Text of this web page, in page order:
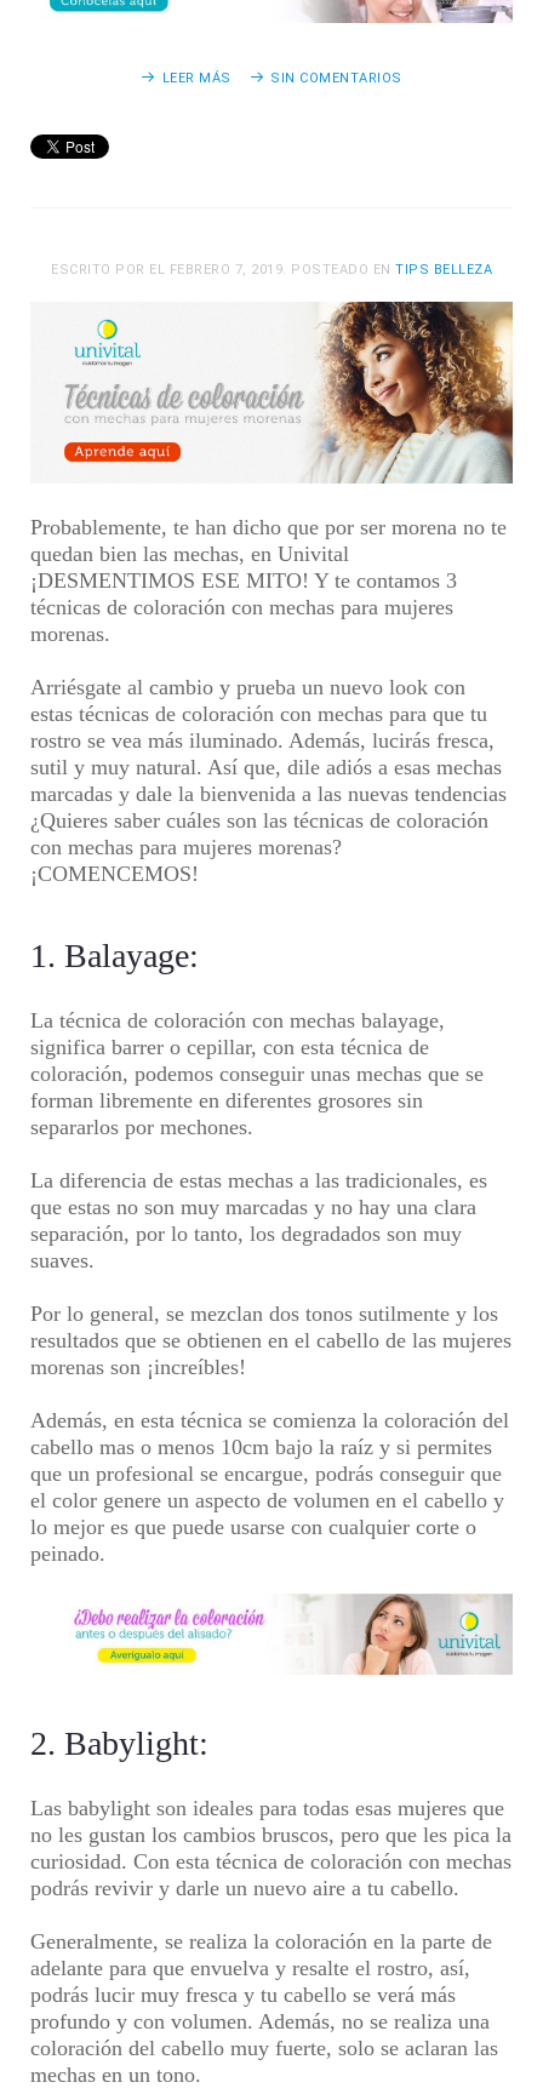
LEER MÁS SIN COMENTARIOS
ESCRITO POR EL FEBRERO 7, 2019. POSTEADO EN TIPS BELLEZA
Probablemente, te han dicho que por ser morena no te
quedan bien las mechas, en Univital
¡DESMENTIMOS ESE MITO! Y te contamos 3
técnicas de coloración con mechas para mujeres
morenas.
Arriésgate al cambio y prueba un nuevo look con
estas técnicas de coloración con mechas para que tu
rostro se vea más iluminado. Además, lucirás fresca,
sutil y muy natural. Así que, dile adiós a esas mechas
marcadas y dale la bienvenida a las nuevas tendencias
¿Quieres saber cuáles son las técnicas de coloración
con mechas para mujeres morenas?
¡COMENCEMOS!
1. Balayage:
La técnica de coloración con mechas balayage,
significa barrer o cepillar, con esta técnica de
coloración, podemos conseguir unas mechas que se
forman libremente en diferentes grosores sin
separarlos por mechones.
La diferencia de estas mechas a las tradicionales, es
que estas no son muy marcadas y no hay una clara
separación, por lo tanto, los degradados son muy
suaves.
Por lo general, se mezclan dos tonos sutilmente y los
resultados que se obtienen en el cabello de las mujeres
morenas son ¡increíbles!
Además, en esta técnica se comienza la coloración del
cabello mas o menos 10cm bajo la raíz y si permites
que un profesional se encargue, podrás conseguir que
el color genere un aspecto de volumen en el cabello y
lo mejor es que puede usarse con cualquier corte o
peinado.
2. Babylight:
Las babylight son ideales para todas esas mujeres que
no les gustan los cambios bruscos, pero que les pica la
curiosidad. Con esta técnica de coloración con mechas
podrás revivir y darle un nuevo aire a tu cabello.
Generalmente, se realiza la coloración en la parte de
adelante para que envuelva y resalte el rostro, así,
podrás lucir muy fresca y tu cabello se verá más
profundo y con volumen. Además, no se realiza una
coloración del cabello muy fuerte, solo se aclaran las
mechas en un tono.